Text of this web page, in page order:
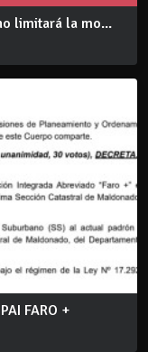
limitará la mo...
FARO +